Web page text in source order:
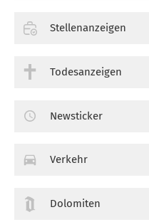
Stellenanzeigen
Todesanzeigen
Newsticker
Verkehr
Dolomiten